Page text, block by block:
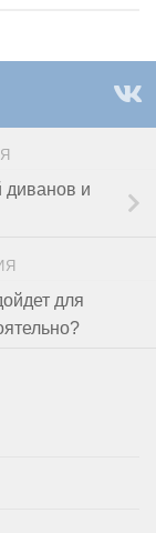
диванов и
для